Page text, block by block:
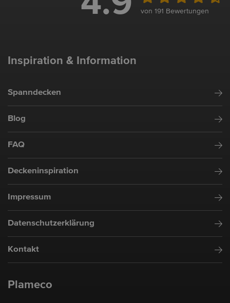
von 191 Bewertungen
Inspiration & Information
Spanndecken
Blog
FAQ
Deckeninspiration
Impressum
Datenschutzerklärung
Kontakt
Plameco